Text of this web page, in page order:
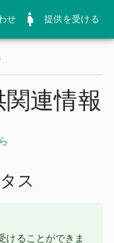
せ 提供を受ける
連情報
ス
けることができま